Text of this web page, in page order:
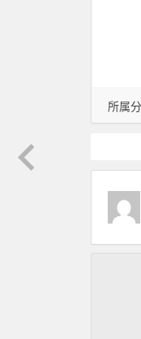
所属分